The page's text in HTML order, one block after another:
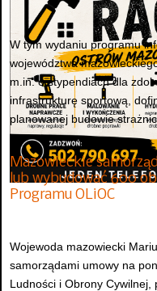
W tym wydaniu programu
województwa
m.in. o stypendiach dla
infrastrukturę sportową,
planowanej budowie
Mazowieckie
lub wybudować 600
Programu OLiOC
Wojewoda mazowiecki
samorządami umowy na
Ludności i Obrony